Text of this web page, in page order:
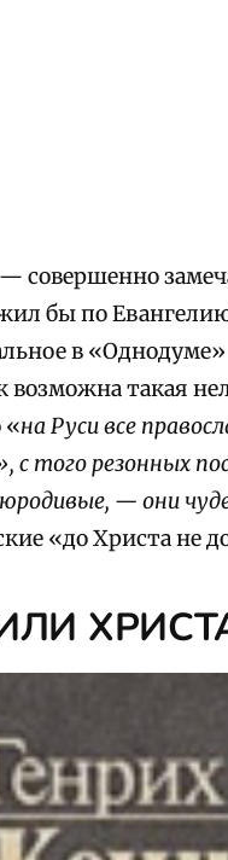
— совершенно
бы по
в
такая
«на Руси все
с того резонных
— они
«до Христа